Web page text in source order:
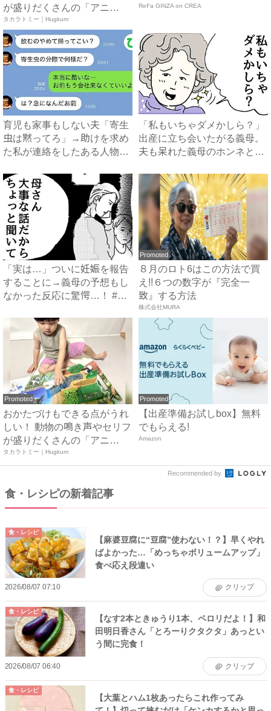
が盛りだくさんの「アニ
ア ...
タカラトミー｜Hugkum
ReFa GINZA on CREA
育児も家事もしない夫「寄生
虫は黙ってろ」→助けを求め
た私が連絡をしたある人物と
「私もいちゃダメかしら？」
出産に立ち会いたがる義母。
夫も呆れた義母のホンネと
「実は…」ついに妊娠を報告
することに→義母の予想もし
なかった反応に驚愕…！ #
Promoted
８月のロト6はこの方法で買
え!!６つの数字が『完全一
致』する方法
株式会社MURA
Promoted
おかたづけもできる点がうれ
しい！ 動物の鳴き声やセリフ
が盛りだくさんの「アニ
ア ...
タカラトミー｜Hugkum
Promoted
【出産準備お試しbox】無料
でもらえる!
Amazon
Recommended by
食・レシピの新着記事
食・レシピ
【麻婆豆腐に“豆腐”使わない！？】早くやれ
ばよかった…「めっちゃボリュームアップ」
食べ応え段違い
2026/08/07 07:10 クリップ
食・レシピ
【なす2本ときゅうり1本、ペロリだよ！】和
田明日香さん「とろーりクタクタ」あっとい
う間に完食！
2026/08/07 06:40 クリップ
食・レシピ
【大葉とハム1枚あったらこれ作ってみ